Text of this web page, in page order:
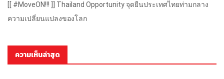
[[ #MoveON!!! ]] Thailand Opportunity จุดยืนประเทศไทยท่ามกลาง
ความเปลี่ยนแปลงของโลก
ความเห็นล่าสุด